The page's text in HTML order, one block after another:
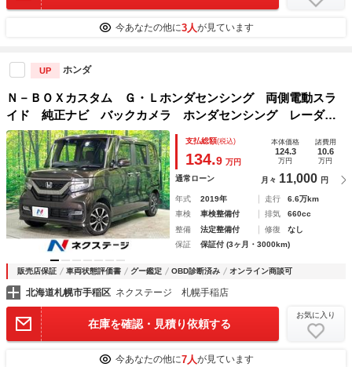
今あなたの他に3人が見ています
UP ホンダ
Ｎ－ＢＯＸカスタム Ｇ・Ｌホンダセンシング 両側電動スラ
イド 純正ナビ バックカメラ ホンダセンシング レーダー
クルーズ 車線逸脱警報 オートハイビーム ＬＥＤヘッド
シートヒーター コーナーセンサー ＥＴＣ
支払総額(税込)
134.9 万円
本体価格
124.3
万円
諸費用
10.6
万円
通常ローン 月々 11,000 円
年式 2019年 走行
6.6万km
車検
車検整備付 排気
660cc
整備
法定整備付 修復
なし
保証
保証付 (3ヶ月・3000km)
販売店保証 車両状態評価書 グー鑑定 OBD診断済み オンライン商談可
北海道札幌市手稲区 ネクステージ 札幌手稲店
在庫を確認・見積り依頼する
お気に入り
今あなたの他に7人が見ています